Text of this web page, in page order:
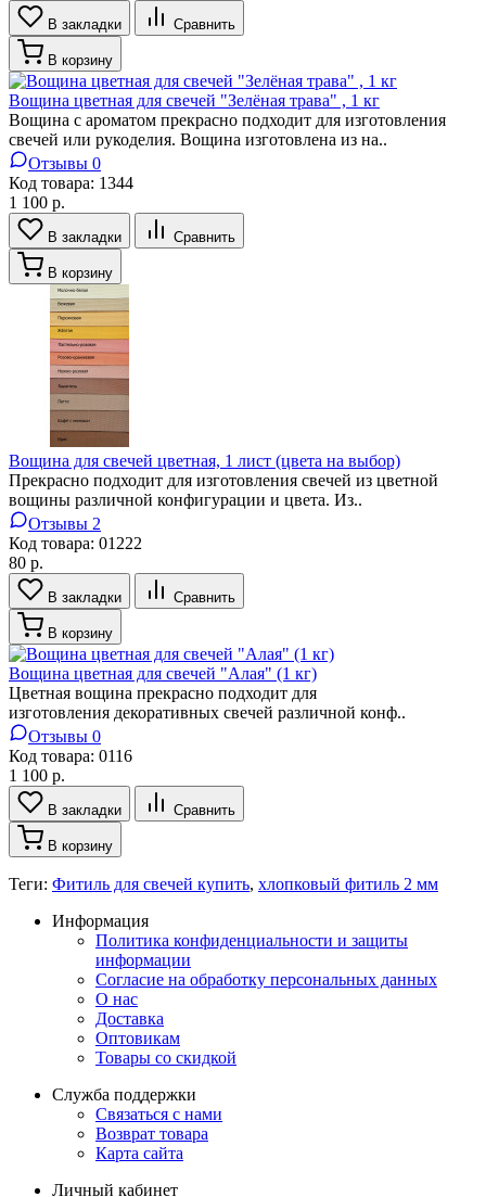
В закладки Сравнить
В корзину
Вощина цветная для свечей "Зелёная трава" , 1 кг
Вощина с ароматом прекрасно подходит для изготовления
свечей или рукоделия. Вощина изготовлена из на..
Отзывы 0
Код товара: 1344
1 100 р.
В закладки Сравнить
В корзину
Вощина для свечей цветная, 1 лист (цвета на выбор)
Прекрасно подходит для изготовления свечей из цветной
вощины различной конфигурации и цвета. Из..
Отзывы 2
Код товара: 01222
80 р.
В закладки Сравнить
В корзину
Вощина цветная для свечей "Алая" (1 кг)
Цветная вощина прекрасно подходит для
изготовления декоративных свечей различной конф..
Отзывы 0
Код товара: 0116
1 100 р.
В закладки Сравнить
В корзину
Теги: Фитиль для свечей купить, хлопковый фитиль 2 мм
Информация
Политика конфиденциальности и защиты
информации
Согласие на обработку персональных данных
О нас
Доставка
Оптовикам
Товары со скидкой
Служба поддержки
Связаться с нами
Возврат товара
Карта сайта
Личный кабинет